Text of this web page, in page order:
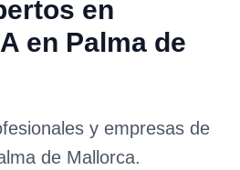
en
en Palma de
y empresas de
de Mallorca.